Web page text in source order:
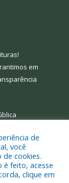
!
em
de Limoeiro
de
você
cookies.
é feito, acesse
clique em